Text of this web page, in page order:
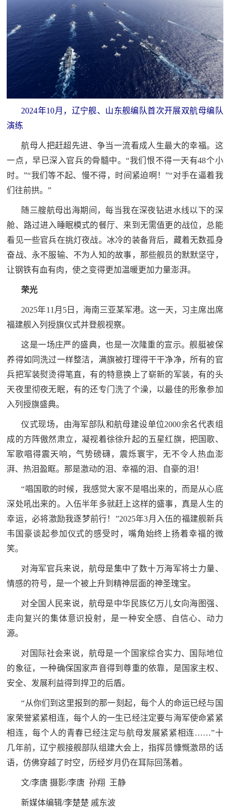
2024年10月，辽宁舰、山东舰编队首次开展双航母编队
演练
航母人把赶超先进、争当一流看成人生最大的幸福。这
一点，早已深入官兵的骨髓中。“我们恨不得一天有48个小
时。”“我们等不起、慢不得，时间紧迫啊！”“对手在逼着我
们往前拱。”
随三艘航母出海期间，每当我在深夜钻进水线以下的深
舱、路过进入睡眠模式的餐厅、来到无需值更的战位，总能
看见一些官兵在挑灯夜战。冰冷的装备背后，藏着无数孤身
奋战、永不服输、不为人知的故事，那些舰员的默默坚守，
让钢铁有血有肉，使之变得更加温暖更加力量澎湃。
荣光
2025年11月5日，海南三亚某军港。这一天，习主席出席
福建舰入列授旗仪式并登舰视察。
这是一场庄严的盛典，也是一次隆重的宣示。舰艇被保
养得如同洗过一样整洁，满旗被打理得干干净净，所有的官
兵把军装熨烫得笔直，有的特意换上了崭新的军装，有的头
天夜里彻夜无眠，有的还专门洗了个澡，以最佳的形象参加
入列授旗盛典。
仪式现场，由海军部队和航母建设单位2000余名代表组
成的方阵傲然肃立，凝视着徐徐升起的五星红旗，把国歌、
军歌唱得震天响，气势磅礴，震烁寰宇，无不令人热血澎
湃、热泪盈眶。那是激动的泪、幸福的泪、自豪的泪！
“唱国歌的时候，我感觉大家不是唱出来的，而是从心底
深处吼出来的。入伍半年多就赶上这样的盛事，真是人生的
幸运，必将激励我逐梦前行！”2025年3月入伍的福建舰新兵
韦国豪谈起参加仪式的感受时，嘴角始终上扬着幸福的微
笑。
对海军官兵来说，航母是集中了数十万海军将士力量、
情感的符号，是一个被上升到精神层面的神圣瑰宝。
对全国人民来说，航母是中华民族亿万儿女向海图强、
走向复兴的集体意识投射，是一种安全感、自信心、动力
源。
对国际社会来说，航母是一个国家综合实力、国际地位
的象征，一种确保国家声音得到尊重的依靠，是国家主权、
安全、发展利益得到捍卫的后盾。
“从你们到这里报到的那一刻起，每个人的命运已经与国
家荣誉紧紧相连，每个人的一生已经注定要与海军使命紧紧
相连，每个人的青春已经注定与航母发展紧紧相连……”十
几年前，辽宁舰接舰部队组建大会上，指挥员慷慨激昂的话
语，仿佛穿越了时空，历经岁月仍在耳际回荡着。
文/李唐 摄影/李唐 孙翔 王静
新媒体编辑/李楚楚 戚东波